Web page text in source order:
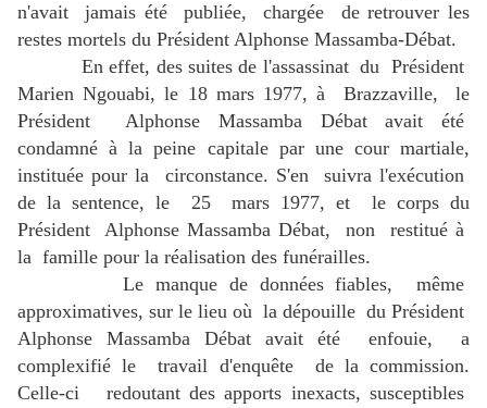
n'avait jamais été publiée, chargée de retrouver les
restes mortels du Président Alphonse Massamba-Débat.
En effet, des suites de l'assassinat du Président
Marien Ngouabi, le 18 mars 1977, à Brazzaville, le
Président Alphonse Massamba Débat avait été
condamné à la peine capitale par une cour martiale,
instituée pour la circonstance. S'en suivra l'exécution
de la sentence, le 25 mars 1977, et le corps du
Président Alphonse Massamba Débat, non restitué à
la famille pour la réalisation des funérailles.
Le manque de données fiables, même
approximatives, sur le lieu où la dépouille du Président
Alphonse Massamba Débat avait été enfouie, a
complexifié le travail d'enquête de la commission.
Celle-ci redoutant des apports inexacts, susceptibles